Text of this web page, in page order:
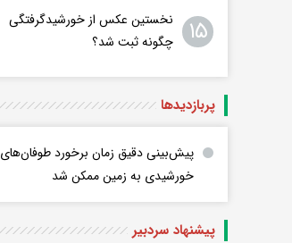
۱۵
نخستین عکس از خورشیدگرفتگی
چگونه ثبت شد؟
پربازدید‌ها
پیش‌بینی دقیق زمان برخورد طوفان‌های
خورشیدی به زمین ممکن شد
پیشنهاد سردبیر